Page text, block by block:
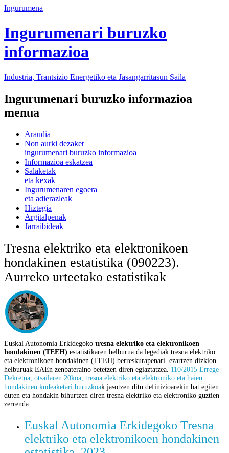
Ingurumena
Ingurumenari buruzko
informazioa
Industria, Trantsizio Energetiko eta Jasangarritasun Saila
Ingurumenari buruzko informazioa
menua
Araudia
Non aurki dezaket
ingurumenari buruzko informazioa
Informazioa eskatzea
Salaketak
eta kexak
Ingurumenaren egoera
eta adierazleak
Hiztegia
Argitalpenak
Jarraibideak
Tresna elektriko eta elektronikoen
hondakinen estatistika (090223).
Aurreko urteetako estatistikak
Euskal Autonomia Erkidegoko tresna elektriko eta elektronikoen
hondakinen (TEEH) estatistikaren helburua da legediak tresna elektriko
eta elektronikoen hondakinen (TEEH) berreskurapenari ezartzen dizkion
helburuak EAEn zenbateraino betetzen diren egiaztatzea. 110/2015 Errege
Dekretua, otsailaren 20koa, tresna elektriko eta elektroniko eta haien
hondakinen kudeaketari buruzkoak jasotzen ditu definizioarekin bat egiten
duten eta hondakin bihurtzen diren tresna elektriko eta elektroniko guztien
zerrenda.
Euskal Autonomia Erkidegoko Tresna
elektriko eta elektronikoen hondakinen